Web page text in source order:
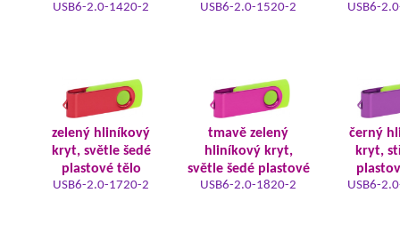
USB6-2.0-1420-2 USB6-2.0-1520-2 USB6-
zelený hliníkový
kryt, světle šedé
plastové tělo
USB6-2.0-1720-2
tmavě zelený
hliníkový kryt,
světle šedé plastové
USB6-2.0-1820-2
černý
kryt,
USB6-